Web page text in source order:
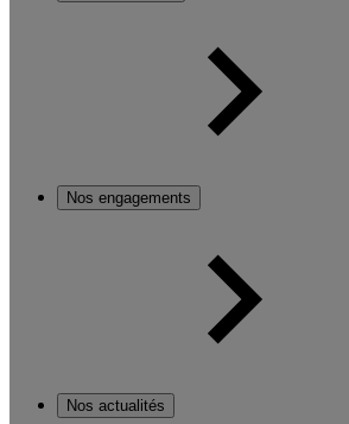
Nos engagements
Nos actualités